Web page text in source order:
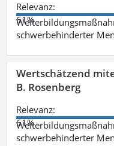
Relevanz:
61%
schwerbehinderter
Wertschätzend
B. Rosenberg
Relevanz:
61%
schwerbehinderter